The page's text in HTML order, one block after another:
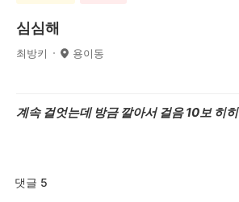
심심해
최방키 용이동
계속 걸엇는데 방금 깔아서 걸음 10보 히히
댓글 5